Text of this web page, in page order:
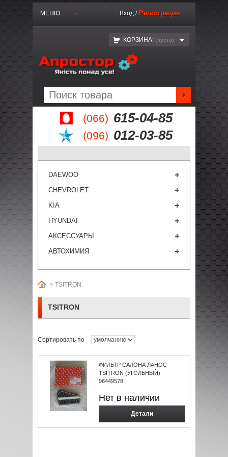
(066) 615-04-85
(096) 012-03-85
МЕНЮ Вход / Регистрация
КОРЗИНА: (пустo)
DAEWOO
CHEVROLET
KIA
HYUNDAI
АКСЕССУАРЫ
АВТОХИМИЯ
> TSITRON
TSITRON
Сортировать по
ФИЛЬТР САЛОНА ЛАНОС
TSITRON (УГОЛЬНЫЙ)
96449578
Нет в наличии
Детали